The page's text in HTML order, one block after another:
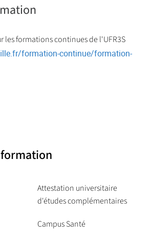
les formations continues de l'UFR3S
formation-continue/formation-
Attestation universitaire
d'études complémentaires
Campus Santé